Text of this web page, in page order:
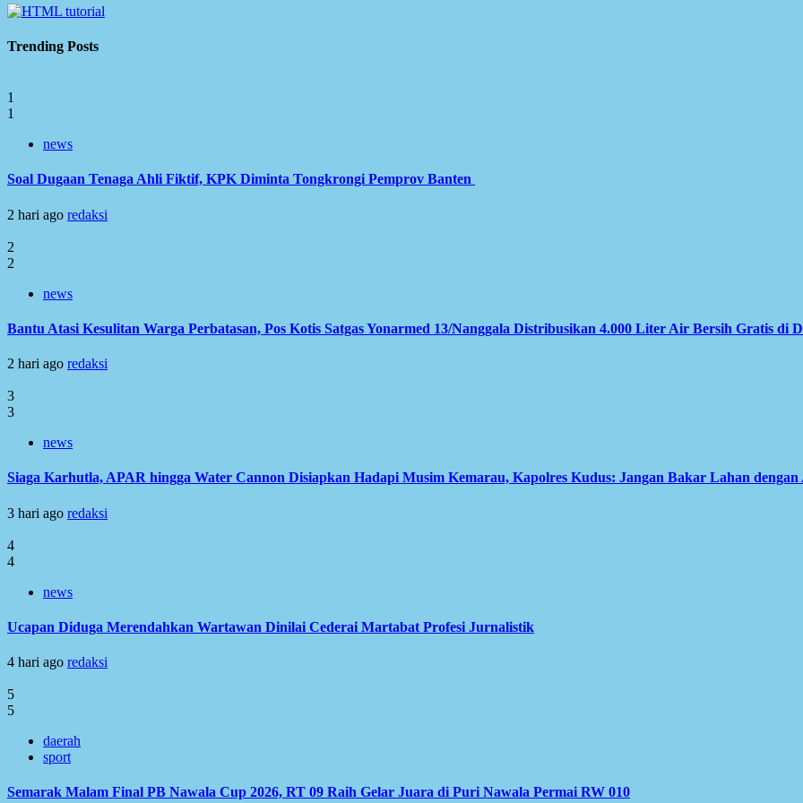
Trending Posts
1
1
news
Soal Dugaan Tenaga Ahli Fiktif, KPK Diminta Tongkrongi Pemprov Banten
2 hari ago redaksi
2
2
news
Bantu Atasi Kesulitan Warga Perbatasan, Pos Kotis Satgas Yonarmed 13/Nanggala Distribusikan 4.000 Liter Air Bersih Gratis di
2 hari ago redaksi
3
3
news
Siaga Karhutla, APAR hingga Water Cannon Disiapkan Hadapi Musim Kemarau, Kapolres Kudus: Jangan Bakar Lahan dengan
3 hari ago redaksi
4
4
news
Ucapan Diduga Merendahkan Wartawan Dinilai Cederai Martabat Profesi Jurnalistik
4 hari ago redaksi
5
5
daerah
sport
Semarak Malam Final PB Nawala Cup 2026, RT 09 Raih Gelar Juara di Puri Nawala Permai RW 010